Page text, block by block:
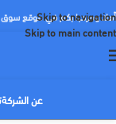
Skip to navigation
Skip to main content
أهلا ومرحبا بكم في موقع سوق
عن الشركة